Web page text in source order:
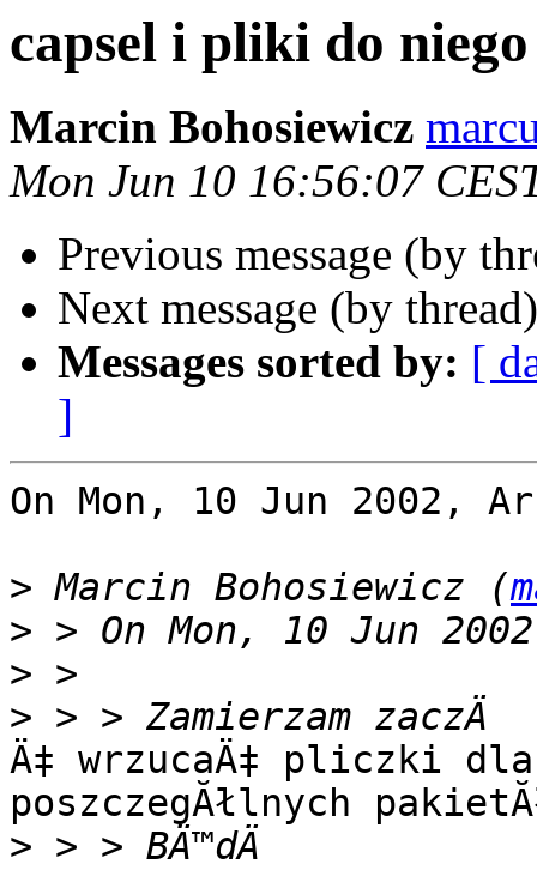
capsel i pliki do niego
Marcin Bohosiewicz
Mon Jun 10 16:56:07
Previous message (by
Next message (by
Messages sorted by: [
]
On Mon, 10 Jun 2002,
> Marcin Bohosiewicz (
>
>
>
Ä‡ wrzucaÄ‡ pliczki
poszczegĂłlnych
>